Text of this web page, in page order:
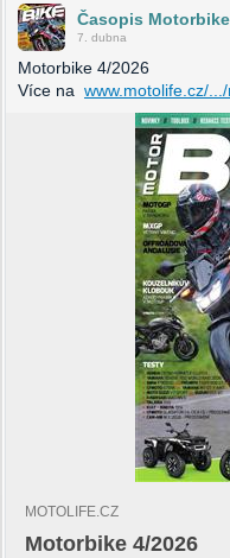
Časopis Motorbike
7. dubna
Motorbike 4/2026
Více na www.motolife.cz/
MOTOLIFE.CZ
Motorbike 4/2026